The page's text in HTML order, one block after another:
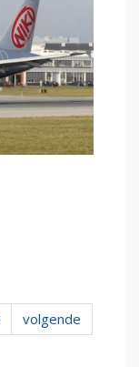
volgende